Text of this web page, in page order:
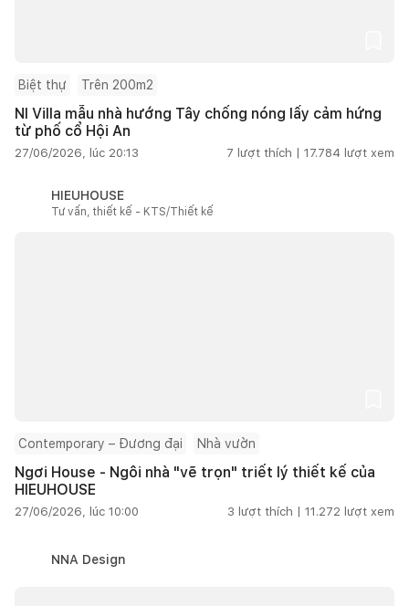
Biệt thự Trên 200m2
NI Villa mẫu nhà hướng Tây chống nóng lấy cảm hứng
từ phố cổ Hội An
27/06/2026, lúc 20:13 7 lượt thích | 17.784 lượt xem
HIEUHOUSE
Tư vấn, thiết kế - KTS/Thiết kế
Contemporary – Đương đại Nhà vườn
Ngơi House - Ngôi nhà "vẽ trọn" triết lý thiết kế của
HIEUHOUSE
27/06/2026, lúc 10:00 3 lượt thích | 11.272 lượt xem
NNA Design